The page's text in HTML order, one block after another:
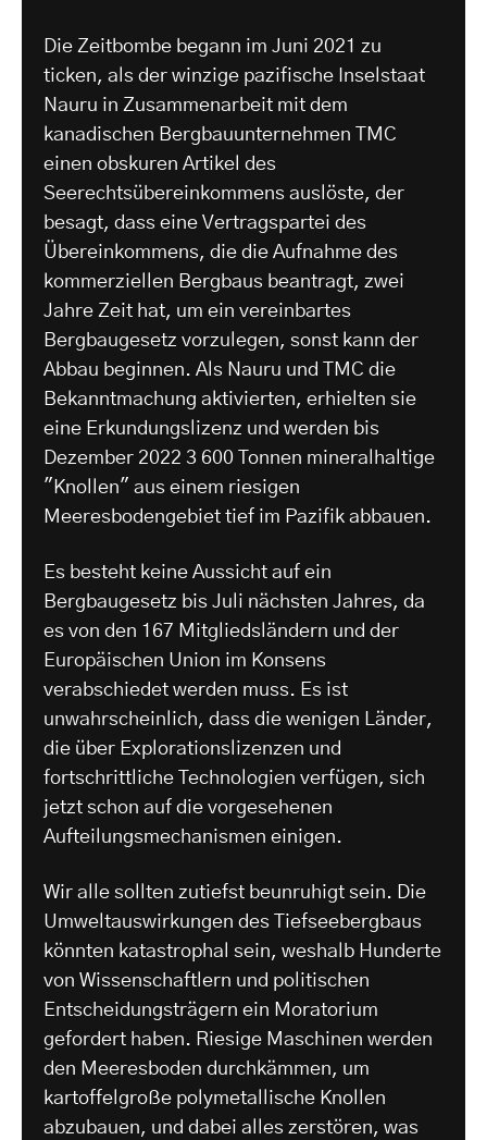
Die Zeitbombe begann im Juni 2021 zu
ticken, als der winzige pazifische Inselstaat
Nauru in Zusammenarbeit mit dem
kanadischen Bergbauunternehmen TMC
einen obskuren Artikel des
Seerechtsübereinkommens auslöste, der
besagt, dass eine Vertragspartei des
Übereinkommens, die die Aufnahme des
kommerziellen Bergbaus beantragt, zwei
Jahre Zeit hat, um ein vereinbartes
Bergbaugesetz vorzulegen, sonst kann der
Abbau beginnen. Als Nauru und TMC die
Bekanntmachung aktivierten, erhielten sie
eine Erkundungslizenz und werden bis
Dezember 2022 3 600 Tonnen mineralhaltige
"Knollen" aus einem riesigen
Meeresbodengebiet tief im Pazifik abbauen.
Es besteht keine Aussicht auf ein
Bergbaugesetz bis Juli nächsten Jahres, da
es von den 167 Mitgliedsländern und der
Europäischen Union im Konsens
verabschiedet werden muss. Es ist
unwahrscheinlich, dass die wenigen Länder,
die über Explorationslizenzen und
fortschrittliche Technologien verfügen, sich
jetzt schon auf die vorgesehenen
Aufteilungsmechanismen einigen.
Wir alle sollten zutiefst beunruhigt sein. Die
Umweltauswirkungen des Tiefseebergbaus
könnten katastrophal sein, weshalb Hunderte
von Wissenschaftlern und politischen
Entscheidungsträgern ein Moratorium
gefordert haben. Riesige Maschinen werden
den Meeresboden durchkämmen, um
kartoffelgroße polymetallische Knollen
abzubauen, und dabei alles zerstören, was